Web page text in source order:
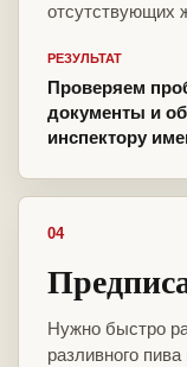
отсутствующих
РЕЗУЛЬТАТ
Проверяем
документы и
инспектору
04
Нужно быстро
разливного